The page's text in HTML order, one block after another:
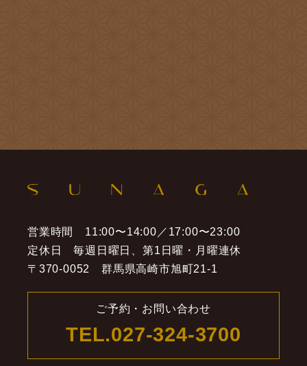
営業時間 11:00〜14:00／17:00〜23:00
定休日 毎週日曜日、第1日曜・月曜連休
〒370-0052 群馬県高崎市旭町21-1
ご予約・お問い合わせ
TEL.027-324-3700